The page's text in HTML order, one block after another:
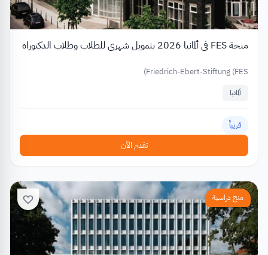
منحة FES في ألمانيا 2026 بتمويل شهري للطلاب وطلاب الدكتوراه
Friedrich-Ebert-Stiftung (FES)
ألمانيا
قريباً
تقدم الآن
منح دراسية